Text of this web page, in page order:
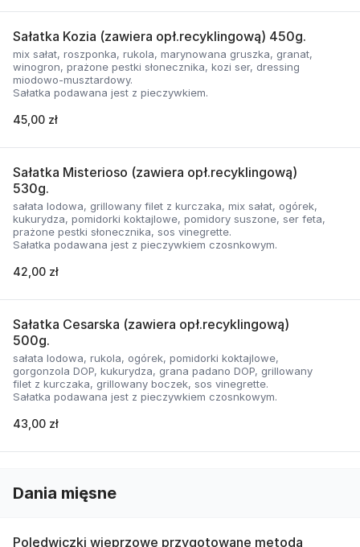
Sałatka Kozia (zawiera opł.recyklingową) 450g.
mix sałat, roszponka, rukola, marynowana gruszka, granat,
winogron, prażone pestki słonecznika, kozi ser, dressing
miodowo-musztardowy.
Sałatka podawana jest z pieczywkiem.
45,00 zł
Sałatka Misterioso (zawiera opł.recyklingową)
530g.
sałata lodowa, grillowany filet z kurczaka, mix sałat, ogórek,
kukurydza, pomidorki koktajlowe, pomidory suszone, ser feta,
prażone pestki słonecznika, sos vinegrette.
Sałatka podawana jest z pieczywkiem czosnkowym.
42,00 zł
Sałatka Cesarska (zawiera opł.recyklingową)
500g.
sałata lodowa, rukola, ogórek, pomidorki koktajlowe,
gorgonzola DOP, kukurydza, grana padano DOP, grillowany
filet z kurczaka, grillowany boczek, sos vinegrette.
Sałatka podawana jest z pieczywkiem czosnkowym.
43,00 zł
Dania mięsne
Polędwiczki wieprzowe przygotowane metodą